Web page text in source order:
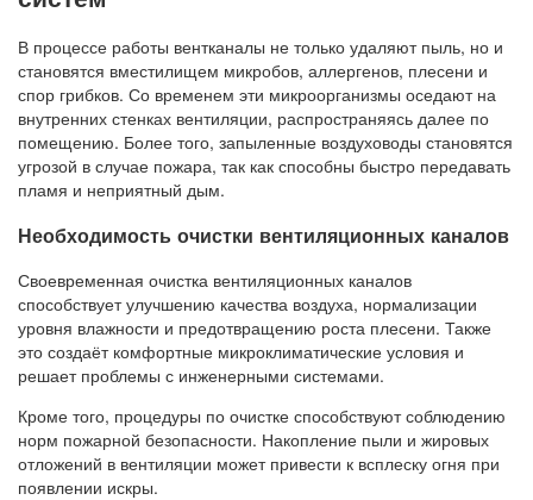
В процессе работы вентканалы не только удаляют пыль, но и
становятся вместилищем микробов, аллергенов, плесени и
спор грибков. Со временем эти микроорганизмы оседают на
внутренних стенках вентиляции, распространяясь далее по
помещению. Более того, запыленные воздуховоды становятся
угрозой в случае пожара, так как способны быстро передавать
пламя и неприятный дым.
Необходимость очистки вентиляционных каналов
Своевременная очистка вентиляционных каналов
способствует улучшению качества воздуха, нормализации
уровня влажности и предотвращению роста плесени. Также
это создаёт комфортные микроклиматические условия и
решает проблемы с инженерными системами.
Кроме того, процедуры по очистке способствуют соблюдению
норм пожарной безопасности. Накопление пыли и жировых
отложений в вентиляции может привести к всплеску огня при
появлении искры.